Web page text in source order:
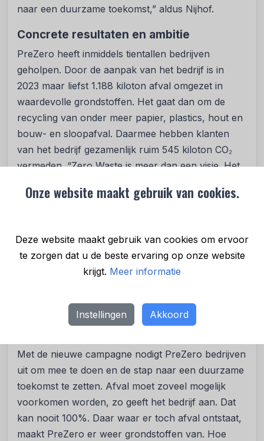
Onze website maakt gebruik van cookies.
Deze website maakt gebruik van cookies om ervoor
te zorgen dat u de beste ervaring op onze website
krijgt. Meer informatie
Instellingen Akkoord
naar een duurzame toekomst,” aldus Nijhof.
Concrete resultaten en ambitie
PreZero heeft inmiddels tientallen bedrijven
geholpen. Door de aanpak van het bedrijf is in
2023 maar liefst 1.188 kiloton afval omgezet in
waardevolle grondstoffen. Het gaat dan om de
recycling van onder meer papier, plastics, hout en
bouw- en sloopafval. Daarmee hebben klanten
van het bedrijf gezamenlijk ruim 545 kiloton CO₂
vermeden. “Zero Waste is meer dan een visie. Het
PreZero Nederland. “We willen bedrijven niet
inzamelen en verwerken van afvalstromen,
verminderen van restafval of het meedenken over
hoe je medewerkers betrekt bij de weg naar Zero
we Zero Waste werkelijkheid.”
Met de nieuwe campagne nodigt PreZero bedrijven
uit om mee te doen en de stap naar een duurzame
toekomst te zetten. Afval moet zoveel mogelijk
voorkomen worden, zo geeft het bedrijf aan. Dat
kan nooit 100%. Daar waar er toch afval ontstaat,
maakt PreZero er weer grondstoffen van. Hoe